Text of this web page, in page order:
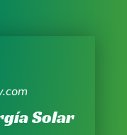
Solar